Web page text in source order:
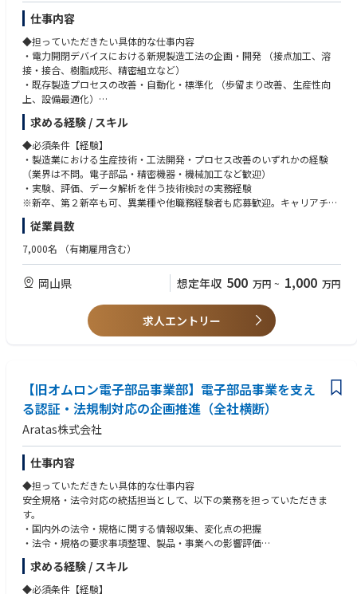
インコンタクト先
- On-site CRA：Remote CRAのリクエストに応じて施設訪問等、医療機関
で実施する業務を担当
- Assistant CRA：Remote CRAの管理下でSite Managementの各タスクを実
施
仕事内容
◆担っていただきたい具体的な仕事内容
・電力開閉デバイスにおける新規製造工法の企画・開発 （接点加工、溶
接・接合、樹脂成形、精密組立など）
・既存製造プロセスの改善・自動化・標準化 （歩留まり改善、生産性向
上、設備最適化）
・新規工法の試作評価および量産導入支援
・国内外工場との連携によるグローバル生産技術展開
・工法開発に必要な実験計画立案、データ解析、品質評価
◆具体的な仕事内容に対しての期待する成果
・新規工法の確立による製品性能・信頼性の向上
・生産プロセスの改善による歩留まり向上・コスト低減
・技術標準化・ノウハウ蓄積によるグローバル工場の生産安定化
・データに基づく課題解決と、再現性の高い技術仕様の構築
・製品の根幹を支える製造工法そのものを創り出す醍醐味がある
・試作から量産まで一貫して関われるため、自分の技術が製品として形に
◆業界動向と自社事業の特徴
・RY,SW,CN他メカコンポ事業中心を民生産業多岐にわたりグローバルに
展開。数10年の事業・技術で培われた大量生産・高品質やアプリフィット
商品が強み。
・環境や省エネトレンド背景にエネルギー・EV分野他、他高圧電源のニー
ズに合わせた商品を強化中。
求める経験 / スキル
◆必須条件【経験】
・製造業における生産技術・工法開発・プロセス改善のいずれかの経験
（業界は不問。電子部品・精密機器・機械加工など歓迎）
・実験、評価、データ解析を伴う技術検討の実務経験
※新卒、第２新卒も可、異業種や他職務経験者も応募歓迎。キャリアチェ
ンジしたい方も歓迎。その場合、職務経験で判断。
◆必須条件【スキル】
＊エンジニア系職務であれば異業種や他職務経験者も応募歓迎。キャリア
チェンジしたい方も歓迎。その場合、職務経験で判断。
・電子部品・精密機器・機械加工などの分野での工法開発・生産技術経験
・3D CAD、CAE などを用いた設計・解析スキル
・英語での技術コミュニケーション経験（読み書きレベルでも可）
◆歓迎する人物像
・ものづくりに強い興味を持ち、現場で手を動かしながら技術を深めたい
方
・課題を自ら見つけ、仮説立案・検証を主体的に進められる方
・データや事実に基づいて論理的に考え、改善策を導き出せる方
・新しい技術や工法に対して柔軟に挑戦できる探求心・向上心のある方
・失敗を恐れず、試行錯誤を楽しめる方
◆使用する開発言語・ソフト・装置/機器等
・Office365(Outlook、Teams、Word、Excel、PowerPoint等)
・3D-CAD（Solidworks)
従業員数
7,000名 （有期雇用含む）
岡山県 想定年収 500 万円 ~ 1,000 万円
求人エントリー
【旧オムロン電子部品事業部】電子部品事業を支え
る認証・法規制対応の企画推進（全社横断）
Aratas株式会社
仕事内容
◆担っていただきたい具体的な仕事内容
安全規格・法令対応の統括担当として、以下の業務を担っていただきま
す。
・国内外の法令・規格に関する情報収集、変化点の把握
・法令・規格の要求事項整理、製品・事業への影響評価
・影響評価結果に基づく対応方針の立案
・開発・品質・製造・事業部門など関係部門との調整・合意形成
・法令遵守・規格適合を確実に行うための社内ルール・手順の整備
求める経験 / スキル
◆必須条件【経験】